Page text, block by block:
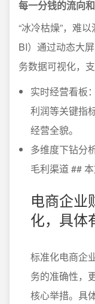
每一分钱的流向
“冰冷枯燥”，难
BI）通过动态大
务数据可视化，
实时经营看板
利润等关键指
经营全貌。
多维度下钻分
毛利渠道 ##
电商企业
化，具体
标准化电商企
务的准确性，
核心举措。具